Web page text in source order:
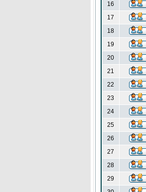
16
17
18
19
20
21
22
23
24
25
26
27
28
29